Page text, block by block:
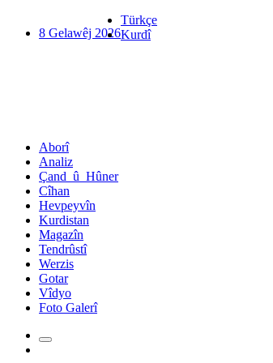
8 Gelawêj 2026
Türkçe
Kurdî
Aborî
Analiz
Çand_û_Hûner
Cîhan
Hevpeyvîn
Kurdistan
Magazîn
Tendrûstî
Werzis
Gotar
Vîdyo
Foto Galerî